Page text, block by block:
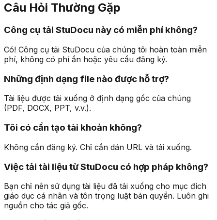
Câu Hỏi Thường Gặp
Công cụ tải StuDocu này có miễn phí không?
Có! Công cụ tải StuDocu của chúng tôi hoàn toàn miễn
phí, không có phí ẩn hoặc yêu cầu đăng ký.
Những định dạng file nào được hỗ trợ?
Tài liệu được tải xuống ở định dạng gốc của chúng
(PDF, DOCX, PPT, v.v.).
Tôi có cần tạo tài khoản không?
Không cần đăng ký. Chỉ cần dán URL và tải xuống.
Việc tải tài liệu từ StuDocu có hợp pháp không?
Bạn chỉ nên sử dụng tài liệu đã tải xuống cho mục đích
giáo dục cá nhân và tôn trọng luật bản quyền. Luôn ghi
nguồn cho tác giả gốc.